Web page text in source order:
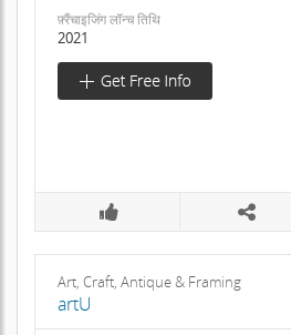
फ़्रैंचाइजिंग लॉन्च तिथि
2021
Art, Craft, Antique & Framing
artU